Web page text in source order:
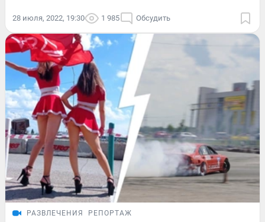
28 июля, 2022, 19:30 1 985 Обсудить
РАЗВЛЕЧЕНИЯ РЕПОРТАЖ